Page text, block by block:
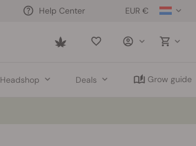
EUR €
Help Center
Saved
Headshop Deals Grow guide